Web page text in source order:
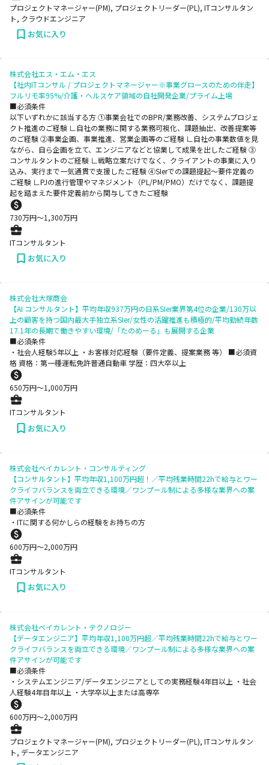
プロジェクトマネージャー(PM), プロジェクトリーダー(PL), ITコンサルタン
ト, クラウドエンジニア
お気に入り
株式会社エス・エム・エス
【社内ITコンサル / プロジェクトマネージャー※事業グロースのための伴走】
フルリモ率95%/介護・ヘルスケア領域の自社開発企業/プライム上場
■必須条件
以下いずれかに該当する方 ①事業会社でのBPR/業務改善、システムプロジェ
クト推進のご経験 ∟自社の業務に関する業務可視化、課題抽出、改善提案等
のご経験 ②事業企画、事業推進、営業企画等のご経験 ∟自社の事業数値を見
ながら、自ら企画を立て、エンジニアなどと協業して成果を出したご経験 ③
コンサルタントのご経験 ∟戦略立案だけでなく、クライアントの事業に入り
込み、実行まで一気通貫で支援したご経験 ④SIerでの課題提起～要件定義の
ご経験 ∟PJの進行管理やマネジメント（PL/PM/PMO）だけでなく、課題提
起を踏まえた要件定義前から関与してきたご経験
730万円〜1,300万円
ITコンサルタント
お気に入り
株式会社大塚商会
【AI コンサルタント】平均年収937万円の日系SIer業界第4位の企業/130万以
上の顧客を持つ国内最大手独立系SIer/女性の活躍推進も積極的/平均勤続年数
17.1年の長期で働きやすい環境/「たのめーる」も展開する企業
■必須条件
・社会人経験5年以上 ・お客様対応経験（要件定義、提案業務 等） ■必須資
格 資格：第一種運転免許普通自動車 学歴：四大卒以上
650万円〜1,000万円
ITコンサルタント
お気に入り
株式会社ベイカレント・コンサルティング
【コンサルタント】平均年収1,100万円超！／平均残業時間22hで給与とワー
クライフバランスを両立できる環境／ワンプール制による多様な業界への案
件アサインが可能です
■必須条件
・ITに関する何かしらの経験をお持ちの方
600万円〜2,000万円
ITコンサルタント
お気に入り
株式会社ベイカレント・テクノロジー
【データエンジニア】平均年収1,100万円超／平均残業時間22hで給与とワー
クライフバランスを両立できる環境／ワンプール制による多様な業界への案
件アサインが可能です
■必須条件
・システムエンジニア/データエンジニアとしての実務経験4年目以上 ・社会
人経験4年目年以上 ・大学卒以上または高専卒
600万円〜2,000万円
プロジェクトマネージャー(PM), プロジェクトリーダー(PL), ITコンサルタン
ト, データエンジニア